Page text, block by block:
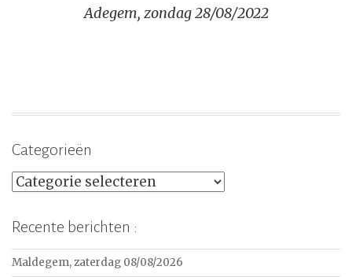
Adegem, zondag 28/08/2022
Categorieën
Categorieën
Recente berichten :
Maldegem, zaterdag 08/08/2026